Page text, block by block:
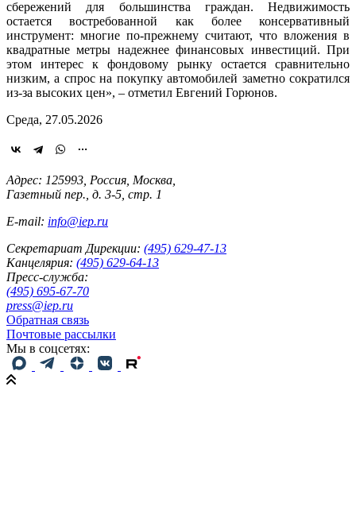
сбережений для большинства граждан. Недвижимость
остается востребованной как более консервативный
инструмент: многие по-прежнему считают, что вложения в
квадратные метры надежнее финансовых инвестиций. При
этом интерес к фондовому рынку остается сравнительно
низким, а спрос на покупку автомобилей заметно сократился
из-за высоких цен», – отметил Евгений Горюнов.
Среда, 27.05.2026
Адрес: 125993, Россия, Москва,
Газетный пер., д. 3-5, стр. 1
E-mail: info@iep.ru
Секретариат Дирекции: (495) 629-47-13
Канцелярия: (495) 629-64-13
Пресс-служба:
(495) 695-67-70
press@iep.ru
Обратная связь
Почтовые рассылки
Мы в соцсетях: